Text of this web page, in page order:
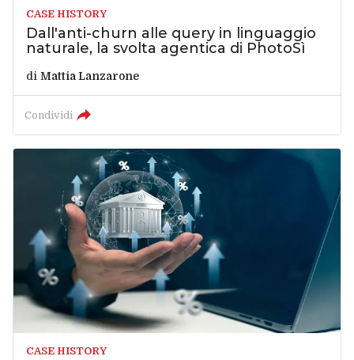
CASE HISTORY
Dall'anti-churn alle query in linguaggio
naturale, la svolta agentica di PhotoSì
di Mattia Lanzarone
Condividi
CASE HISTORY